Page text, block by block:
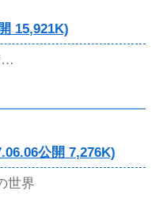
15,921K)
…
公開 7,276K)
世界